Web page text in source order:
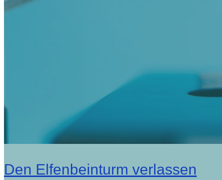
Den Elfenbeinturm verlassen